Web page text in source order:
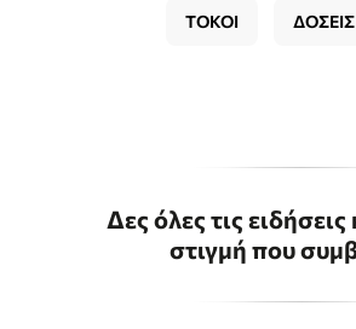
ΤΟΚΟΙ ΔΟΣΕΙΣ
Δες όλες τις ειδήσεις
στιγμή που